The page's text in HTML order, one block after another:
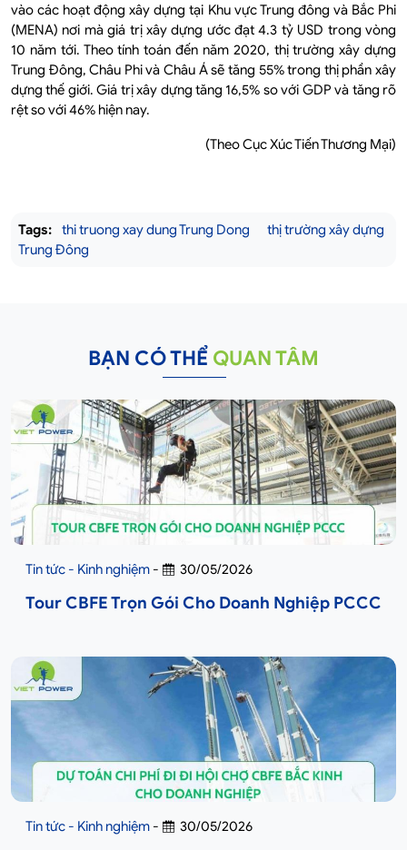
vào các hoạt động xây dựng tại Khu vực Trung đông và Bắc Phi
(MENA) nơi mà giá trị xây dựng ước đạt 4.3 tỷ USD trong vòng
10 năm tới. Theo tính toán đến năm 2020, thị trường xây dựng
Trung Đông, Châu Phi và Châu Á sẽ tăng 55% trong thị phần xây
dựng thế giới. Giá trị xây dựng tăng 16,5% so với GDP và tăng rõ
rệt so với 46% hiện nay.
(Theo Cục Xúc Tiến Thương Mại)
Tags: thi truong xay dung Trung Dong
thị trường xây dựng
Trung Đông
BẠN CÓ THỂ QUAN TÂM
Tin tức - Kinh nghiệm - 30/05/2026
Tour CBFE Trọn Gói Cho Doanh Nghiệp PCCC
Tin tức - Kinh nghiệm - 30/05/2026